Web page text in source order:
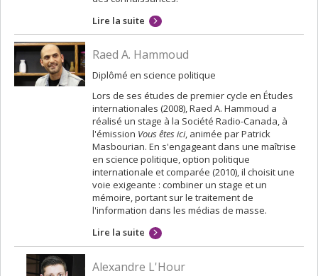
Lire la suite
Raed A. Hammoud
Diplômé en science politique
Lors de ses études de premier cycle en Études
internationales (2008), Raed A. Hammoud a
réalisé un stage à la Société Radio-Canada, à
l'émission Vous êtes ici, animée par Patrick
Masbourian. En s'engageant dans une maîtrise
en science politique, option politique
internationale et comparée (2010), il choisit une
voie exigeante : combiner un stage et un
mémoire, portant sur le traitement de
l'information dans les médias de masse.
Lire la suite
Alexandre L'Hour